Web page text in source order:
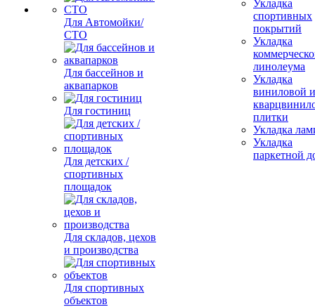
Для Автомойки/
СТО
Для бассейнов и
аквапарков
Для гостиниц
Для детских /
спортивных
площадок
Для складов, цехов
и производства
Для спортивных
объектов
Укладка
спортивных
покрытий
Укладка
линолеума
Укладка
виниловой и
плитки
Укладка
Укладка
паркетной